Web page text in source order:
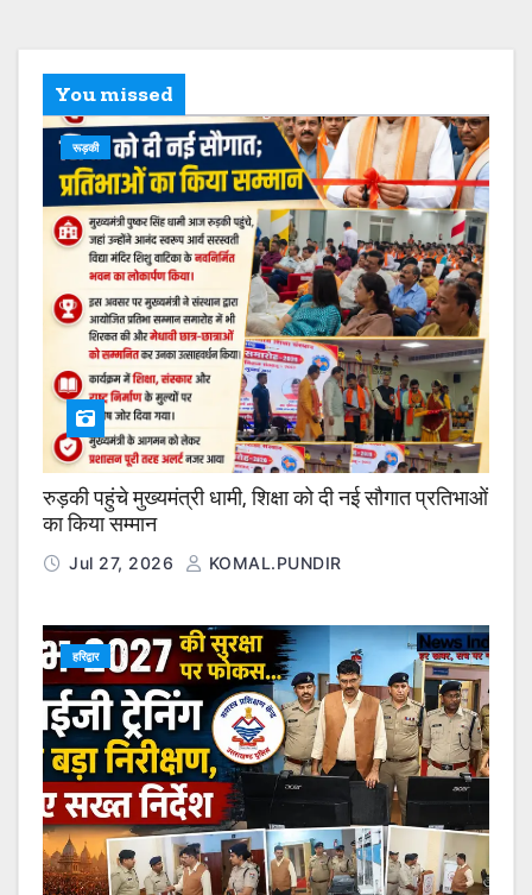
You missed
रूड़की
रुड़की पहुंचे मुख्यमंत्री धामी, शिक्षा को दी नई सौगात प्रतिभाओं
का किया सम्मान
Jul 27, 2026 KOMAL.PUNDIR
हरिद्वार